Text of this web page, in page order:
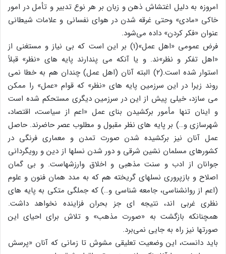
امروزه به دلیل اغتشاش ذهن و زبان بر هر نوع تدبیر و تأمل در امور
خاکی «مادی» وحتی غرقه شدن در هوای نفسانی و علامات شیطانی
عنوان «فکر کردن» داده می‌شود.
فرض عمومی «اهل عمل»(1) بر این است که بی نیاز و مستغنی از
«اهل تفکر و نظر»ند. و یا آنکه می پندارند پایه های «نظر» قبلاً
استوار شده است.(۲) البته آنان (اهل عمل) چندان هم به خطا نمی
روند زیرا در این سرزمین پایه های «نظر» که قوام «عمل» را ممکن
می سازد، خیلی پیش از این در سرزمین دیگری مستحکم شده است
و اینان تنها مأمور برکشیدن بنای عمل «اعم از سیاست، اقتصاد،
شهرسازی و…) بر پایه های نظر مقبول و مطلوب عصر حاضرند. حاصل
عمل آنان نیز برکشیده شدن صورت تمدن و معماری فرنگی در
کشورهای مسلمان نشین شرقی و دور شدن نسلها از دین و رویگردانی
جوانان از ادب و سنت مذهبی و اخلاق وارزشهاست. و بی گمان
اصلاح و بازپروری نسلهای گریخته هم که به مدد همان فنون و علوم
(اعم از روانشناسی، جامعه شناسی و…) که جملگی متکی به پایه های
نظری غربی اند، نتیجه ای جز بحران فزاینده نخواهد داشت.
همچنانکه بازگشت به «صورت مذهب» و تلاش برای احیای این
صورتها نیز راه به جایی نمی‌برد.
باید دانست، این وضعیت تعلیقی مشوش تا زمانی که آنان «پرسش